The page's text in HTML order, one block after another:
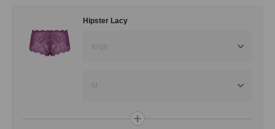
Hipster Lacy
feige